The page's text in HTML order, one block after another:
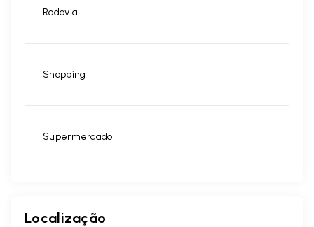
Rodovia
Shopping
Supermercado
Localização